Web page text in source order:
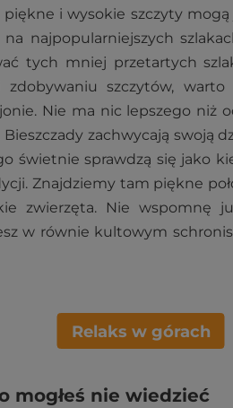
piękne i wysokie szczyty
najpopularniejszych
tych mniej przetartych
zdobywaniu szczytów,
Nie ma nic lepszego niż
zachwycają swoją
świetnie sprawdzą się jako
Znajdziemy tam piękne
zwierzęta. Nie wspomnę
w równie kultowym
Relaks w górach
mogłeś nie wiedzieć